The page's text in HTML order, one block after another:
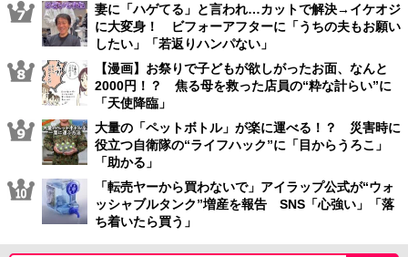
妻に「ハゲてる」と言われ…カットで解決→イケオジ
に大変身！ ビフォーアフターに「うちの夫もお願い
したい」「若返りハンパない」
【漫画】お祭りで子どもが欲しがったお面、なんと
2000円！？ 焦る母を救った店員の“粋な計らい”に
「天使降臨」
大量の「ペットボトル」が楽に運べる！？ 災害時に
役立つ自衛隊の“ライフハック”に「目からうろこ」
「助かる」
「転売ヤーから買わないで」アイラップ公式が“ウォ
ッシャブルタンク”増産を報告 SNS「心強い」「落
ち着いたら買う」